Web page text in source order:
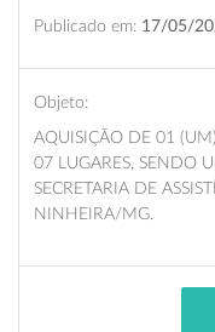
Publicado em: 17/05/
Objeto:
AQUISIÇÃO DE 01
07 LUGARES, SENDO
SECRETARIA DE
NINHEIRA/MG.